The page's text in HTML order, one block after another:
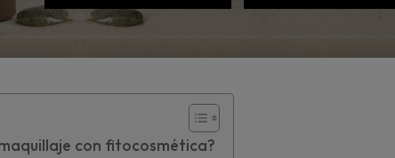
con fitocosmética?